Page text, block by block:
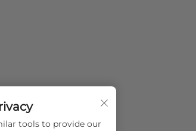
tools to provide our